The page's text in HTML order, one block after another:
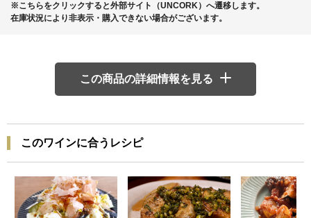
※こちらをクリックすると外部サイト（UNCORK）へ遷移します。
在庫状況により非表示・購入できない場合がございます。
この商品の詳細情報を見る
このワインに合うレシピ